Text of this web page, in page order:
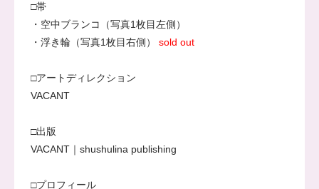
□帯
・空中ブランコ（写真1枚目左側）
・浮き輪（写真1枚目右側） sold out
□アートディレクション
VACANT
□出版
VACANT｜shushulina publishing
□プロフィール